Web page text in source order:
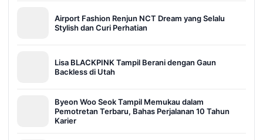
Airport Fashion Renjun NCT Dream yang Selalu
Stylish dan Curi Perhatian
Lisa BLACKPINK Tampil Berani dengan Gaun
Backless di Utah
Byeon Woo Seok Tampil Memukau dalam
Pemotretan Terbaru, Bahas Perjalanan 10 Tahun
Karier